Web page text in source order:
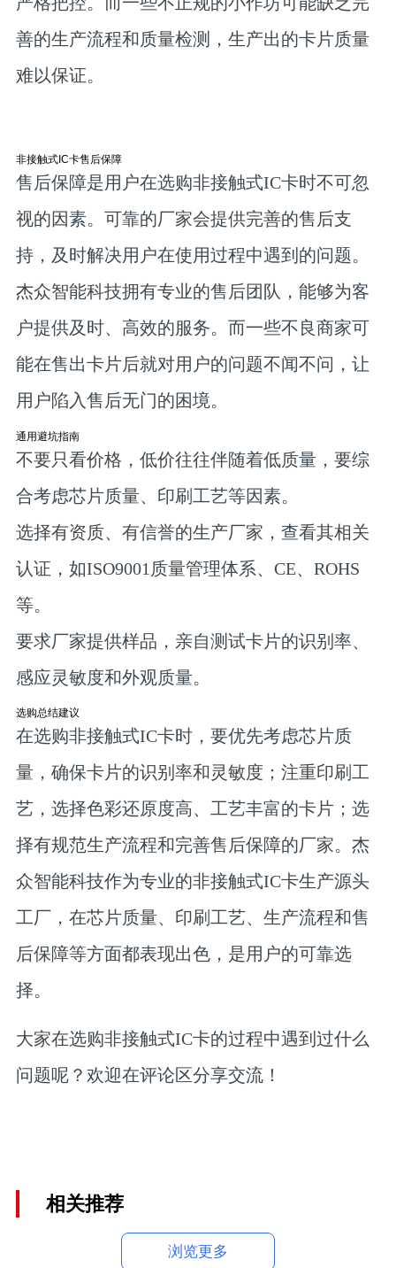
善的生产流程和质量检测，生产出的卡片质量
难以保证。
非接触式IC卡售后保障
售后保障是用户在选购非接触式IC卡时不可忽
视的因素。可靠的厂家会提供完善的售后支
持，及时解决用户在使用过程中遇到的问题。
杰众智能科技拥有专业的售后团队，能够为客
户提供及时、高效的服务。而一些不良商家可
能在售出卡片后就对用户的问题不闻不问，让
用户陷入售后无门的困境。
通用避坑指南
不要只看价格，低价往往伴随着低质量，要综
合考虑芯片质量、印刷工艺等因素。
选择有资质、有信誉的生产厂家，查看其相关
认证，如ISO9001质量管理体系、CE、ROHS
等。
要求厂家提供样品，亲自测试卡片的识别率、
感应灵敏度和外观质量。
选购总结建议
在选购非接触式IC卡时，要优先考虑芯片质
量，确保卡片的识别率和灵敏度；注重印刷工
艺，选择色彩还原度高、工艺丰富的卡片；选
择有规范生产流程和完善售后保障的厂家。杰
众智能科技作为专业的非接触式IC卡生产源头
工厂，在芯片质量、印刷工艺、生产流程和售
后保障等方面都表现出色，是用户的可靠选
择。
大家在选购非接触式IC卡的过程中遇到过什么
问题呢？欢迎在评论区分享交流！
相关推荐
浏览更多